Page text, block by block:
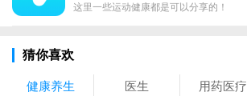
这里一些运动健康都是可以分享的！
猜你喜欢
健康养生 医生 用药医疗